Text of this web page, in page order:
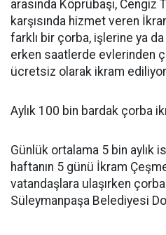
arasında Köprübaşı, Cengiz
karşısında hizmet veren
farklı bir çorba, işlerine ya
erken saatlerde evlerinden
ücretsiz olarak ikram
Aylık 100 bin bardak çorba
Günlük ortalama 5 bin aylık
haftanın 5 günü İkram
vatandaşlara ulaşırken
Süleymanpaşa Belediyesi